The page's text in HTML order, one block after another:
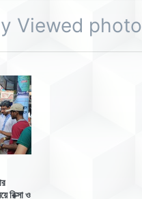
Viewed
রিক্সা ও